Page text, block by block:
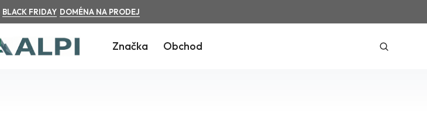
BLACK FRIDAY DOMÉNA NA PRODEJ
Značka Obchod